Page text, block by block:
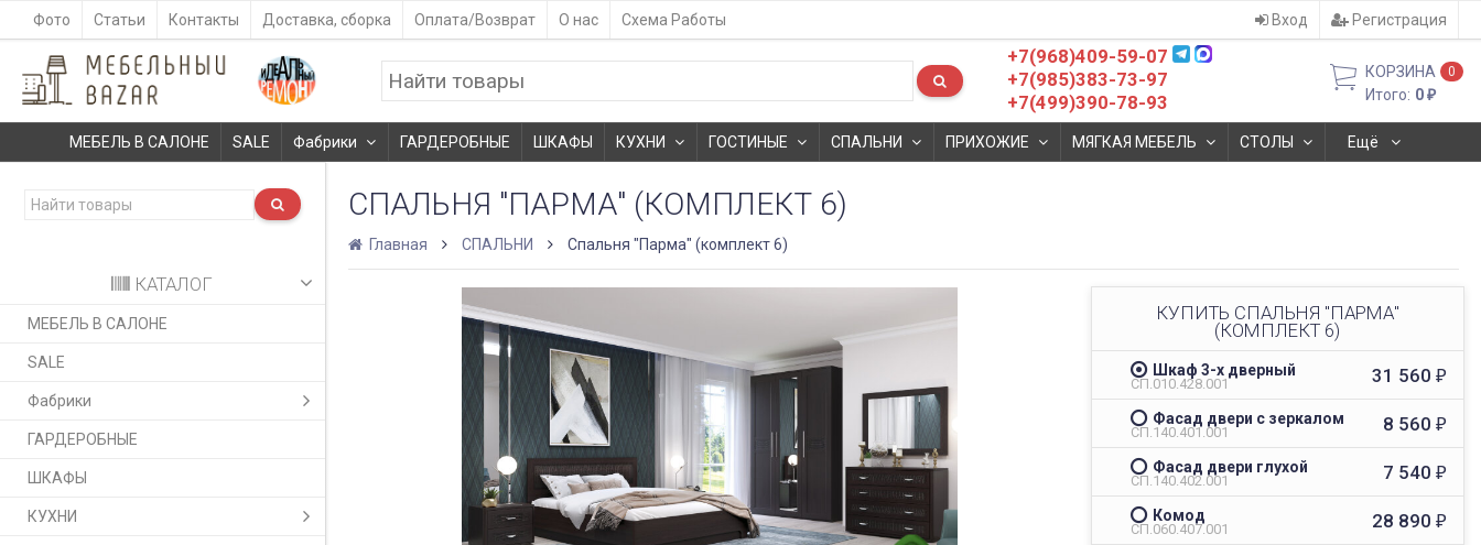
Фото Статьи Контакты Доставка, сборка Оплата/Возврат О нас Схема Работы Вход Регистрация
+7(968)409-59-07
+7(985)383-73-97
+7(499)390-78-93
КОРЗИНА 0
Итого: 0₽
МЕБЕЛЬ В САЛОНЕ SALE Фабрики ГАРДЕРОБНЫЕ ШКАФЫ КУХНИ ГОСТИНЫЕ СПАЛЬНИ ПРИХОЖИЕ МЯГКАЯ МЕБЕЛЬ СТОЛЫ Ещё
КАТАЛОГ
МЕБЕЛЬ В САЛОНЕ
SALE
Фабрики
ГАРДЕРОБНЫЕ
ШКАФЫ
КУХНИ
СПАЛЬНЯ "ПАРМА" (КОМПЛЕКТ 6)
Главная СПАЛЬНИ Спальня "Парма" (комплект 6)
КУПИТЬ СПАЛЬНЯ "ПАРМА"
(КОМПЛЕКТ 6)
Шкаф 3-х дверный
СП.010.428.001 31 560 ₽
Фасад двери с зеркалом
СП.140.401.001 8 560 ₽
Фасад двери глухой
СП.140.402.001 7 540 ₽
Комод
СП.060.407.001 28 890 ₽